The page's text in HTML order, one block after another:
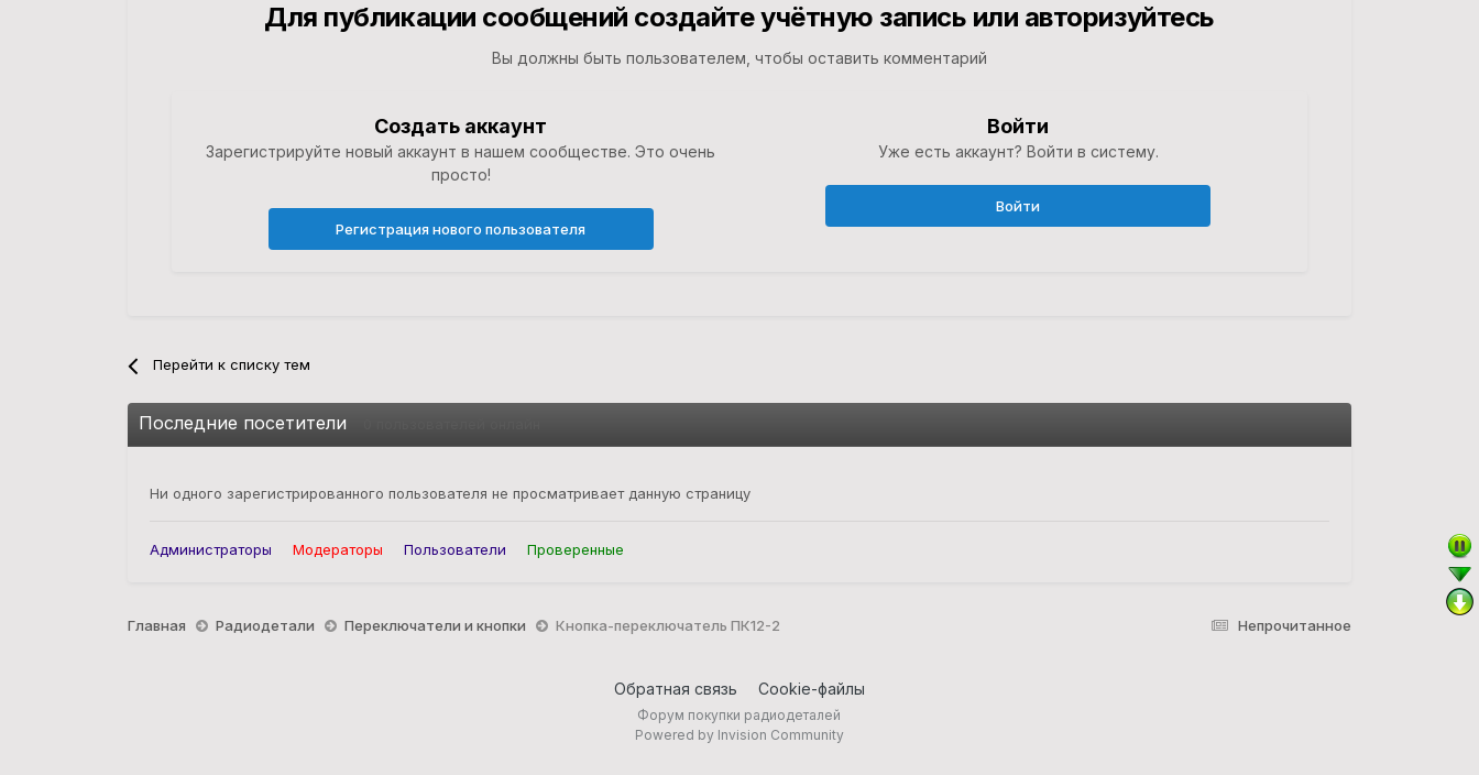
Для публикации сообщений создайте учётную запись или авторизуйтесь
Вы должны быть пользователем, чтобы оставить комментарий
Создать аккаунт
Зарегистрируйте новый аккаунт в нашем сообществе. Это очень
просто!
Регистрация нового пользователя
Войти
Уже есть аккаунт? Войти в систему.
Войти
Перейти к списку тем
Последние посетители
Ни одного зарегистрированного пользователя не просматривает данную страницу
Администраторы Модераторы Пользователи Проверенные
Непрочитанное
Главная Радиодетали Переключатели и кнопки Кнопка-переключатель ПК12-2
Обратная связь Cookie-файлы
Форум покупки радиодеталей
Powered by Invision Community